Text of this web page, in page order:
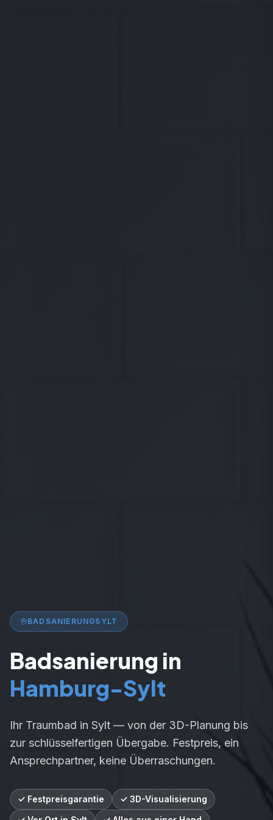
BADSANIERUNGSYLT
Badsanierung in
Hamburg-Sylt
Ihr Traumbad in Sylt — von der 3D-Planung bis
zur schlüsselfertigen Übergabe. Festpreis, ein
Ansprechpartner, keine Überraschungen.
✓ Festpreisgarantie
✓ 3D-Visualisierung